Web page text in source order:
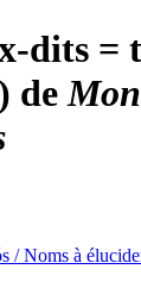
dits =
de
/ Noms à